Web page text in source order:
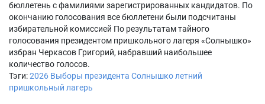
бюллетень с фамилиями зарегистрированных кандидатов. По
окончанию голосования все бюллетени были подсчитаны
избирательной комиссией По результатам тайного
голосования президентом пришкольного лагеря «Солнышко»
избран Черкасов Григорий, набравший наибольшее
количество голосов.
Тэги:2026 Выборы президента Солнышко летний
пришкольный лагерь